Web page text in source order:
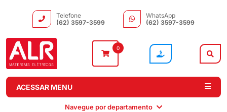
0
Telefone
(62) 3597-3599
WhatsApp
(62) 3597-3599
ACESSAR MENU
Navegue por departamento